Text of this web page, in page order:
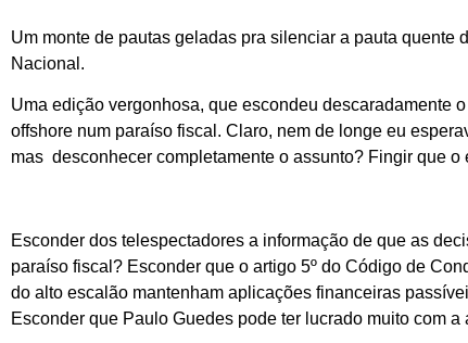
Um monte de pautas geladas pra silenciar a pauta quente
Nacional.
Uma edição vergonhosa, que escondeu descaradamente
offshore num paraíso fiscal. Claro, nem de longe eu
mas desconhecer completamente o assunto? Fingir que o
Esconder dos telespectadores a informação de que as
paraíso fiscal? Esconder que o artigo 5º do Código de
do alto escalão mantenham aplicações financeiras
Esconder que Paulo Guedes pode ter lucrado muito com a